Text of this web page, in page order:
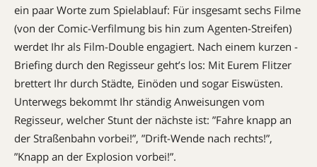
ein paar Worte zum Spielablauf: Für insgesamt sechs Filme
(von der ­Comic-Verfilmung bis hin zum Agenten-Streifen)
werdet Ihr als Film-Double engagiert. Nach einem kurzen ­
Briefing durch den Regisseur geht’s los: Mit Eurem Flitzer
brettert Ihr durch Städte, Ein­öden und sogar Eiswüsten.
Unterwegs bekommt Ihr ständig Anweisungen vom
Regisseur, welcher Stunt der nächste ist: ”Fahre knapp an
der Straßenbahn vorbei!”, ”Drift-Wende nach rechts!”,
”Knapp an der Explosion vorbei!”.